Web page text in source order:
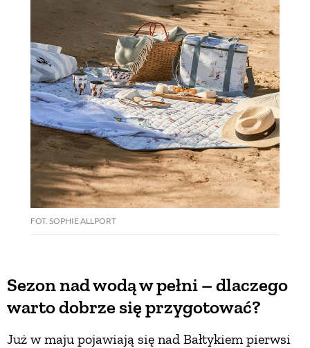
FOT. SOPHIE ALLPORT
Sezon nad wodą w pełni – dlaczego
warto dobrze się przygotować?
Już w maju pojawiają się nad Bałtykiem pierwsi
ZRÓB TO SAM
PRZEPISY
ŚNIADANIA
PRZYSTAWKI
ZUPY
CIASTA I DESERY
DODATKI